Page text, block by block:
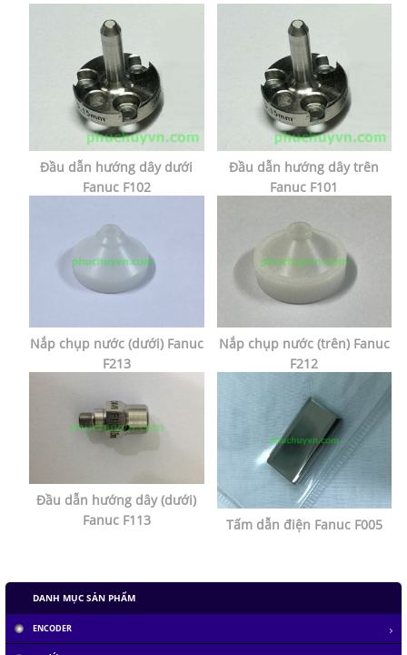
Đầu dẫn hướng dây dưới
Fanuc F102
Đầu dẫn hướng dây trên
Fanuc F101
Nắp chụp nước (dưới) Fanuc
F213
Nắp chụp nước (trên) Fanuc
F212
Đầu dẫn hướng dây (dưới)
Fanuc F113
Tấm dẫn điện Fanuc F005
DANH MỤC SẢN PHẨM
ENCODER